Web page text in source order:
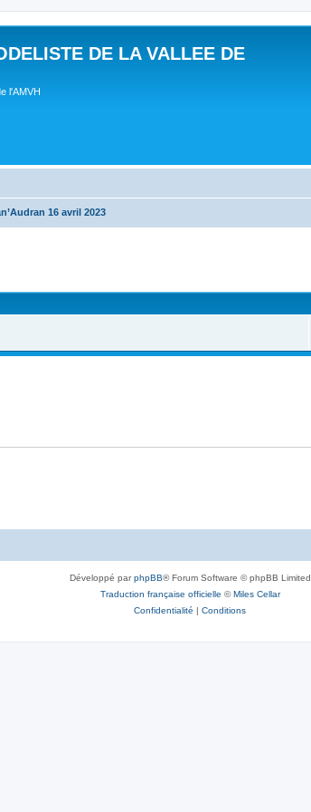
DE LA VALLEE DE
l'AMVH
16 avril 2023
Développé parphpBB® Forum Software © phpBB Limited
Traduction française officielle ©Miles Cellar
Confidentialité | Conditions